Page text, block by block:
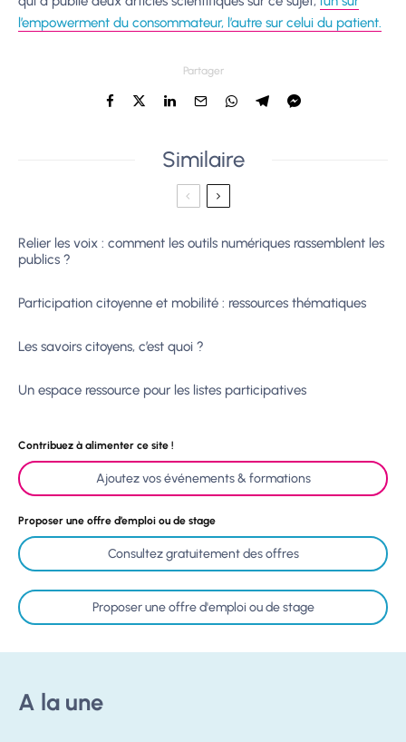
l’empowerment du consommateur, l’autre sur celui du patient.
Partager
Similaire
Relier les voix : comment les outils numériques rassemblent les
publics ?
Participation citoyenne et mobilité : ressources thématiques
Les savoirs citoyens, c’est quoi ?
Un espace ressource pour les listes participatives
Contribuez à alimenter ce site !
Ajoutez vos événements & formations
Proposer une offre d’emploi ou de stage
Consultez gratuitement des offres
Proposer une offre d'emploi ou de stage
A la une